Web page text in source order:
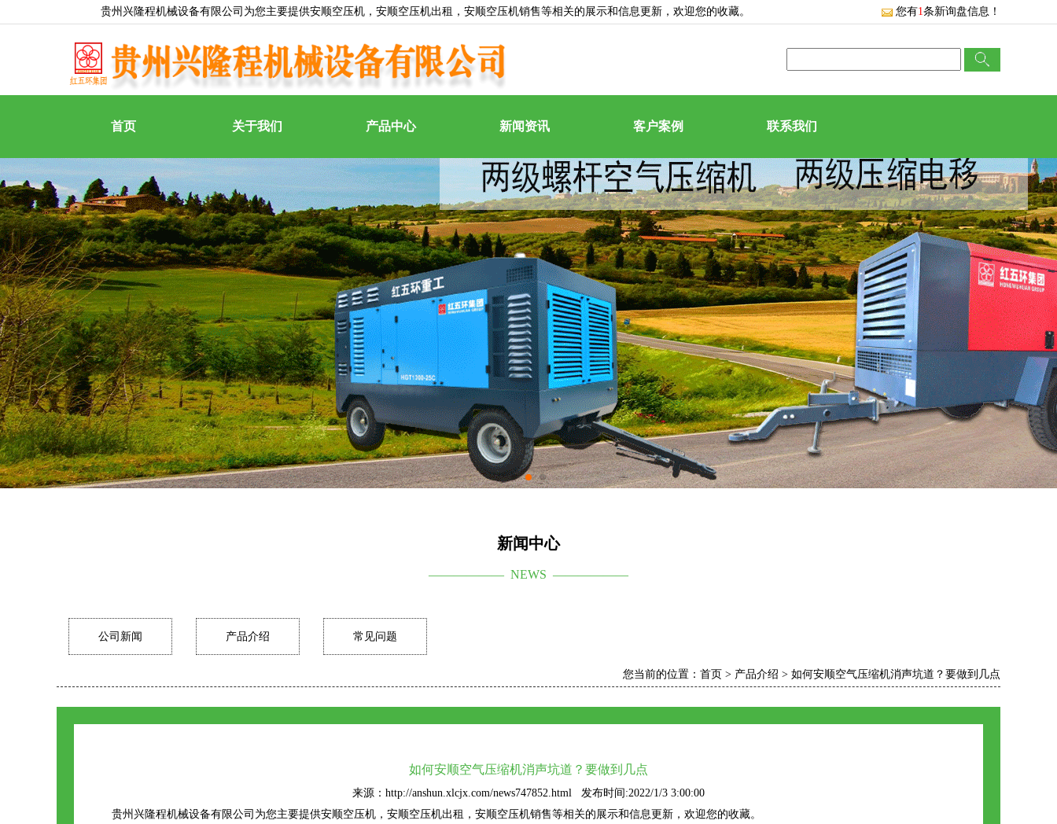
贵州兴隆程机械设备有限公司为您主要提供安顺空压机 ，安顺空压机出租，安顺空压机销售等相关的展示和信息更新，欢迎您的收藏。 您有1条新询盘信息！
首页 关于我们 产品中心 新闻资讯 客户案例 联系我们
新闻中心
—————— NEWS ——————
公司新闻 产品介绍 常见问题
您当前的位置： 首页 > 产品介绍 > 如何安顺空气压缩机消声坑道？要做到几点
如何安顺空气压缩机消声坑道？要做到几点
来源：http://anshun.xlcjx.com/news747852.html 发布时间:2022/1/3 3:00:00
贵州兴隆程机械设备有限公司为您主要提供安顺空压机 ，安顺空压机出租，安顺空压机销售等相关的展示和信息更新，欢迎您的收藏。